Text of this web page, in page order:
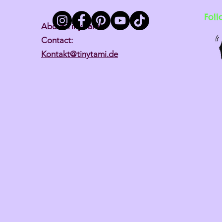
About Tiny Tami
Contact:
Kontakt@tinytami.de